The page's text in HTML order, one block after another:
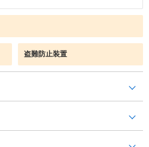
盗難防止装置